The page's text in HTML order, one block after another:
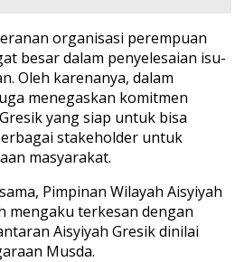
organisasi perempuan
besar dalam penyelesaian isu-
Oleh karenanya, dalam
menegaskan komitmen
yang siap untuk bisa
stakeholder untuk
masyarakat.
Pimpinan Wilayah Aisyiyah
mengaku terkesan dengan
Aisyiyah Gresik dinilai
Musda.